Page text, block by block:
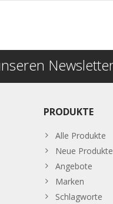
PRODUKTE
Alle Produkte
Neue Produkte
Angebote
Marken
Schlagworte